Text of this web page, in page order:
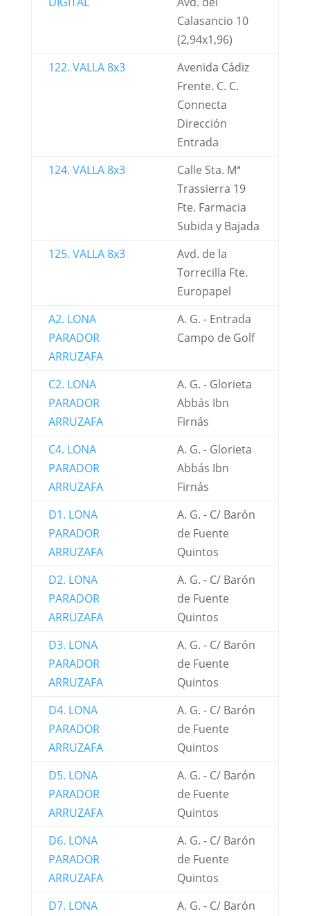
Calasancio 10
(2,94x1,96)
122. VALLA 8x3
Avenida Cádiz
Frente. C. C.
Connecta
Dirección
Entrada
124. VALLA 8x3
Calle Sta. Mª
Trassierra 19
Fte. Farmacia
Subida y Bajada
125. VALLA 8x3
Avd. de la
Torrecilla Fte.
Europapel
A2. LONA
PARADOR
ARRUZAFA
A. G. - Entrada
Campo de Golf
C2. LONA
PARADOR
ARRUZAFA
A. G. - Glorieta
Abbás Ibn
Firnás
C4. LONA
PARADOR
ARRUZAFA
A. G. - Glorieta
Abbás Ibn
Firnás
D1. LONA
PARADOR
ARRUZAFA
A. G. - C/ Barón
de Fuente
Quintos
D2. LONA
PARADOR
ARRUZAFA
A. G. - C/ Barón
de Fuente
Quintos
D3. LONA
PARADOR
ARRUZAFA
A. G. - C/ Barón
de Fuente
Quintos
D4. LONA
PARADOR
ARRUZAFA
A. G. - C/ Barón
de Fuente
Quintos
D5. LONA
PARADOR
ARRUZAFA
A. G. - C/ Barón
de Fuente
Quintos
D6. LONA
PARADOR
ARRUZAFA
A. G. - C/ Barón
de Fuente
Quintos
D7. LONA
A. G. - C/ Barón